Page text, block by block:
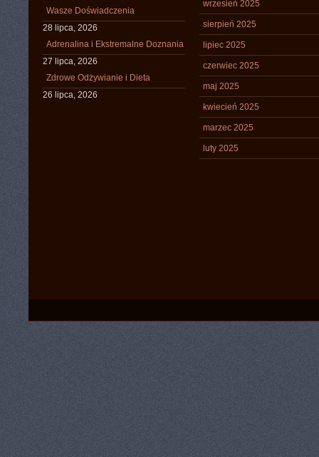
Wasze Doświadczenia
28 lipca, 2026
Adrenalina i Ekstremalne Doznania
27 lipca, 2026
Zdrowe Odżywianie i Dieta
26 lipca, 2026
wrzesień 2025
sierpień 2025
lipiec 2025
czerwiec 2025
maj 2025
kwiecień 2025
marzec 2025
luty 2025